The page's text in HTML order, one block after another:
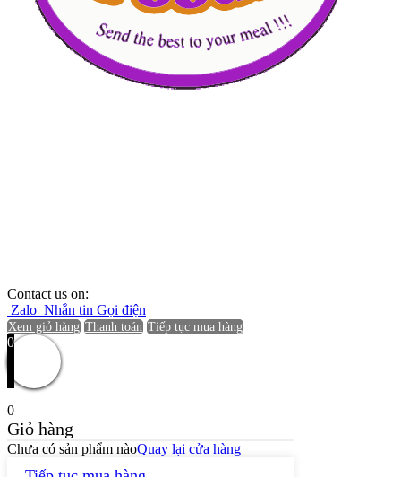
Contact us on:
Zalo Nhắn tin Gọi điện
Xem giỏ hàng Thanh toán Tiếp tục mua hàng
0
0
Giỏ hàng
Chưa có sản phẩm nàoQuay lại cửa hàng